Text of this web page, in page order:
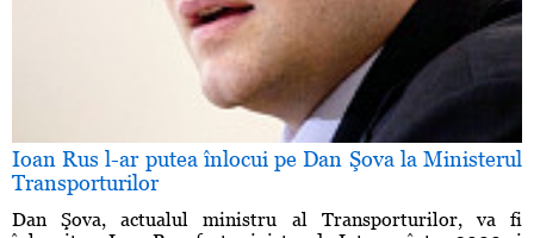
Ioan Rus l-ar putea înlocui pe Dan Şova la Ministerul
Transporturilor
Dan Şova, actualul ministru al Transporturilor, va fi